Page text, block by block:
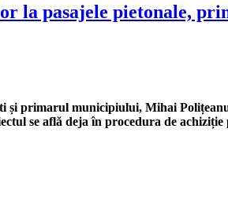
la pasajele pietonale,
și primarul municipiului, Mihai
se află deja în procedura de